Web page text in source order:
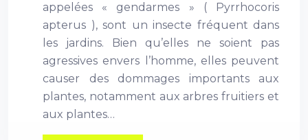
appelées « gendarmes » ( Pyrrhocoris
apterus ), sont un insecte fréquent dans
les jardins. Bien qu’elles ne soient pas
agressives envers l’homme, elles peuvent
causer des dommages importants aux
plantes, notamment aux arbres fruitiers et
aux plantes…